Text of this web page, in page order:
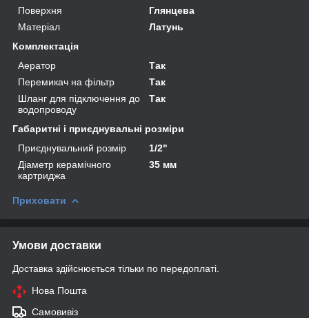
Поверхня
Глянцева
Матеріал
Латунь
Комплектація
Аератор
Так
Перемикач на фільтр
Так
Шланг для підключення до
водопроводу
Так
Габаритні і приєднувальні розміри
Приєднувальний розмір
1/2"
Діаметр керамічного
картриджа
35 мм
Приховати
Умови доставки
Доставка здійснюється тільки по передоплаті.
Нова Пошта
Самовивіз